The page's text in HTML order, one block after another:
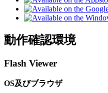
動作確認環境
Flash Viewer
OS及びブラウザ